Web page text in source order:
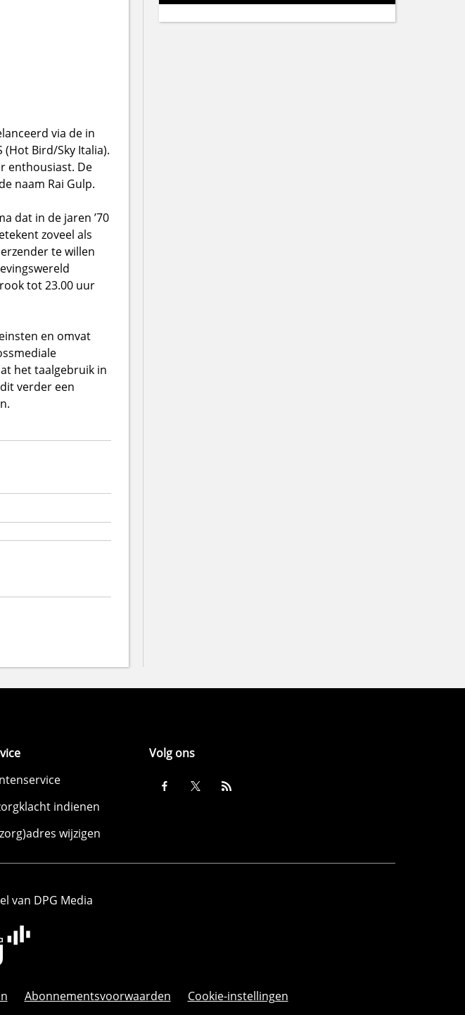
via de in
(Hot Bird/Sky Italia).
enthousiast. De
naam Rai Gulp.
dat in de jaren ’70
zoveel als
te willen
tot 23.00 uur
en omvat
het taalgebruik in
verder een
indienen
wijzigen
Volg ons
van DPG Media
Abonnementsvoorwaarden Cookie-instellingen